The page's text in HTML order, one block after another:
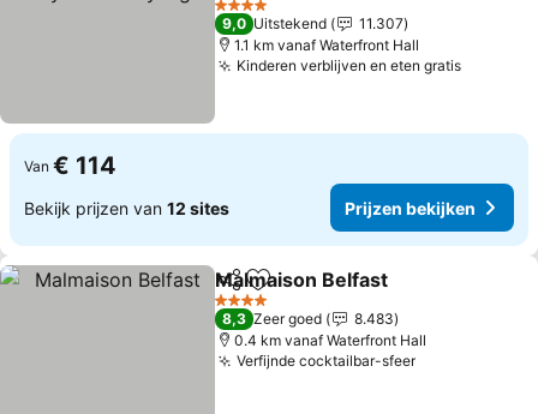
4 Sterren
9,0 Uitstekend
11.307
1.1 km vanaf Waterfront Hall
Kinderen verblijven en eten gratis
Van € 114
Bekijk prijzen van 12 sites Prijzen bekijken
DelenToevoegen aan favorieten
Malmaison Belfast
4 Sterren
8,3 Zeer goed
8.483
0.4 km vanaf Waterfront Hall
Verfijnde cocktailbar-sfeer